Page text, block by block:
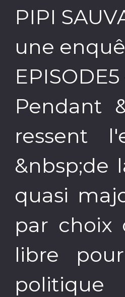
PIPI
une
Pendant
ressent
&nbsp;de
quasi
par choix
libre
politique